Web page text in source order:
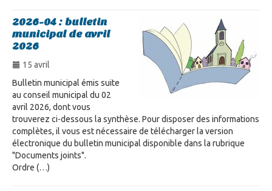
2026-04 : bulletin
municipal de avril
2026
15 avril
Bulletin municipal émis suite
au conseil municipal du 02
avril 2026, dont vous
trouverez ci-dessous la synthèse. Pour disposer des informations
complètes, il vous est nécessaire de télécharger la version
électronique du bulletin municipal disponible dans la rubrique
"Documents joints".
Ordre (…)